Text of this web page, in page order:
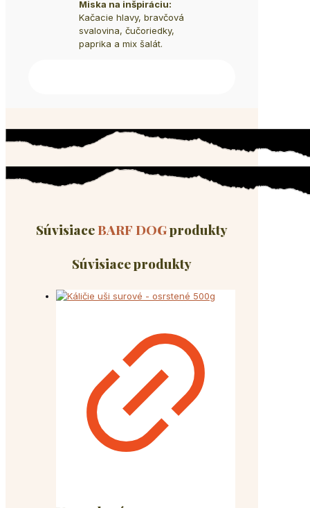
Miska na inšpiráciu:
Kačacie hlavy, bravčová
svalovina, čučoriedky,
paprika a mix šalát.
SúvisiaceBARF DOGprodukty
Súvisiace produkty